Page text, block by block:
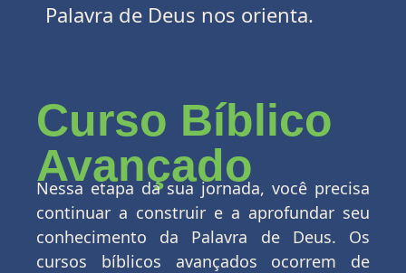
Palavra de Deus nos orienta.
Curso Bíblico
Avançado
Nessa etapa da sua jornada,você precisa
continuar a construir e a aprofundar seu
conhecimento da Palavra de Deus. Os
cursos bíblicos avançados ocorrem de